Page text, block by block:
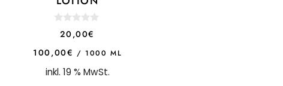
t
f
20,00€
100,00€ / 1000 ML
inkl. 19 % MwSt.